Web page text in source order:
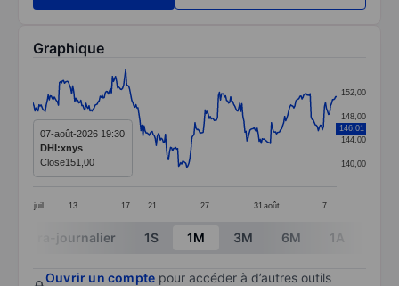
Graphique
Line chart with 299 data points.
The chart has 1 X axis displaying categories.
The chart has 1 Y axis displaying values. Data
juil. 13 17 21 27 31 août 7
140,00
144,00
148,00
152,00
146,01
07-août-2026 19:30
DHI:xnys
Close151,00
End of interactive chart.
Intra-journalier 1S 1M 3M 6M 1A
Ouvrir un compte pour accéder à d’autres outils